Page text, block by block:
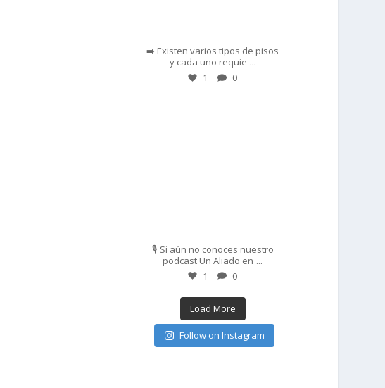
➡️ Existen varios tipos de pisos
y cada uno requie ...
1 0
🎙️ Si aún no conoces nuestro
podcast Un Aliado en ...
1 0
Load More
Follow on Instagram